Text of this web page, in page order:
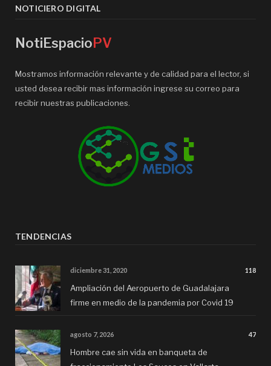
NOTICIERO DIGITAL
NotiEspacioPV
Mostramos información relevante y de calidad para el lector, si
usted desea recibir mas información ingrese su correo para
recibir nuestras publicaciones.
TENDENCIAS
diciembre 31, 2020 118
Ampliación del Aeropuerto de Guadalajara
firme en medio de la pandemia por Covid 19
agosto 7, 2026 47
Hombre cae sin vida en banqueta de